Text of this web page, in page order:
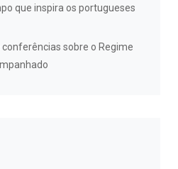
que inspira os portugueses
conferências sobre o Regime